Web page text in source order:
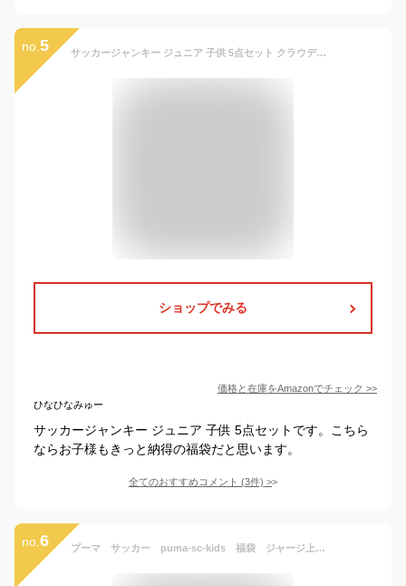
no. 5 サッカージャンキー ジュニア 子供 5点セット クラウディオ・パンディアーニ ジャンキー HB040J Jr claudio pandiani サッカー フットサル ウエア シャツ ジャージ 長袖 (130)
ショップでみる
価格と在庫をAmazonでチェック >>
ひなひなみゅー
サッカージャンキー ジュニア 子供 5点セットです。こちら
ならお子様もきっと納得の福袋だと思います。
全てのおすすめコメント (3件) >
no. 6 プーマ サッカー puma-sc-kids 福袋 ジャージ上下 ピステ上下 シャツ ハッピー バック 合宿 セット ジュニア キッズ 120センチから160センチ